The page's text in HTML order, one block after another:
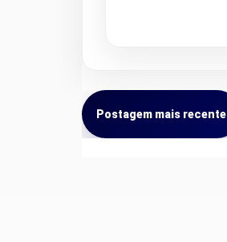
Postagem mais recente